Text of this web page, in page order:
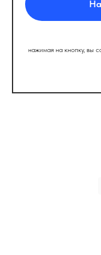
нажимая на кнопку, вы